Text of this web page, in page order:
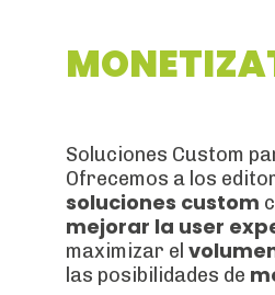
Soluciones Custom
Ofrecemos a los
soluciones custom
mejorar la user
maximizar el
las posibilidades de